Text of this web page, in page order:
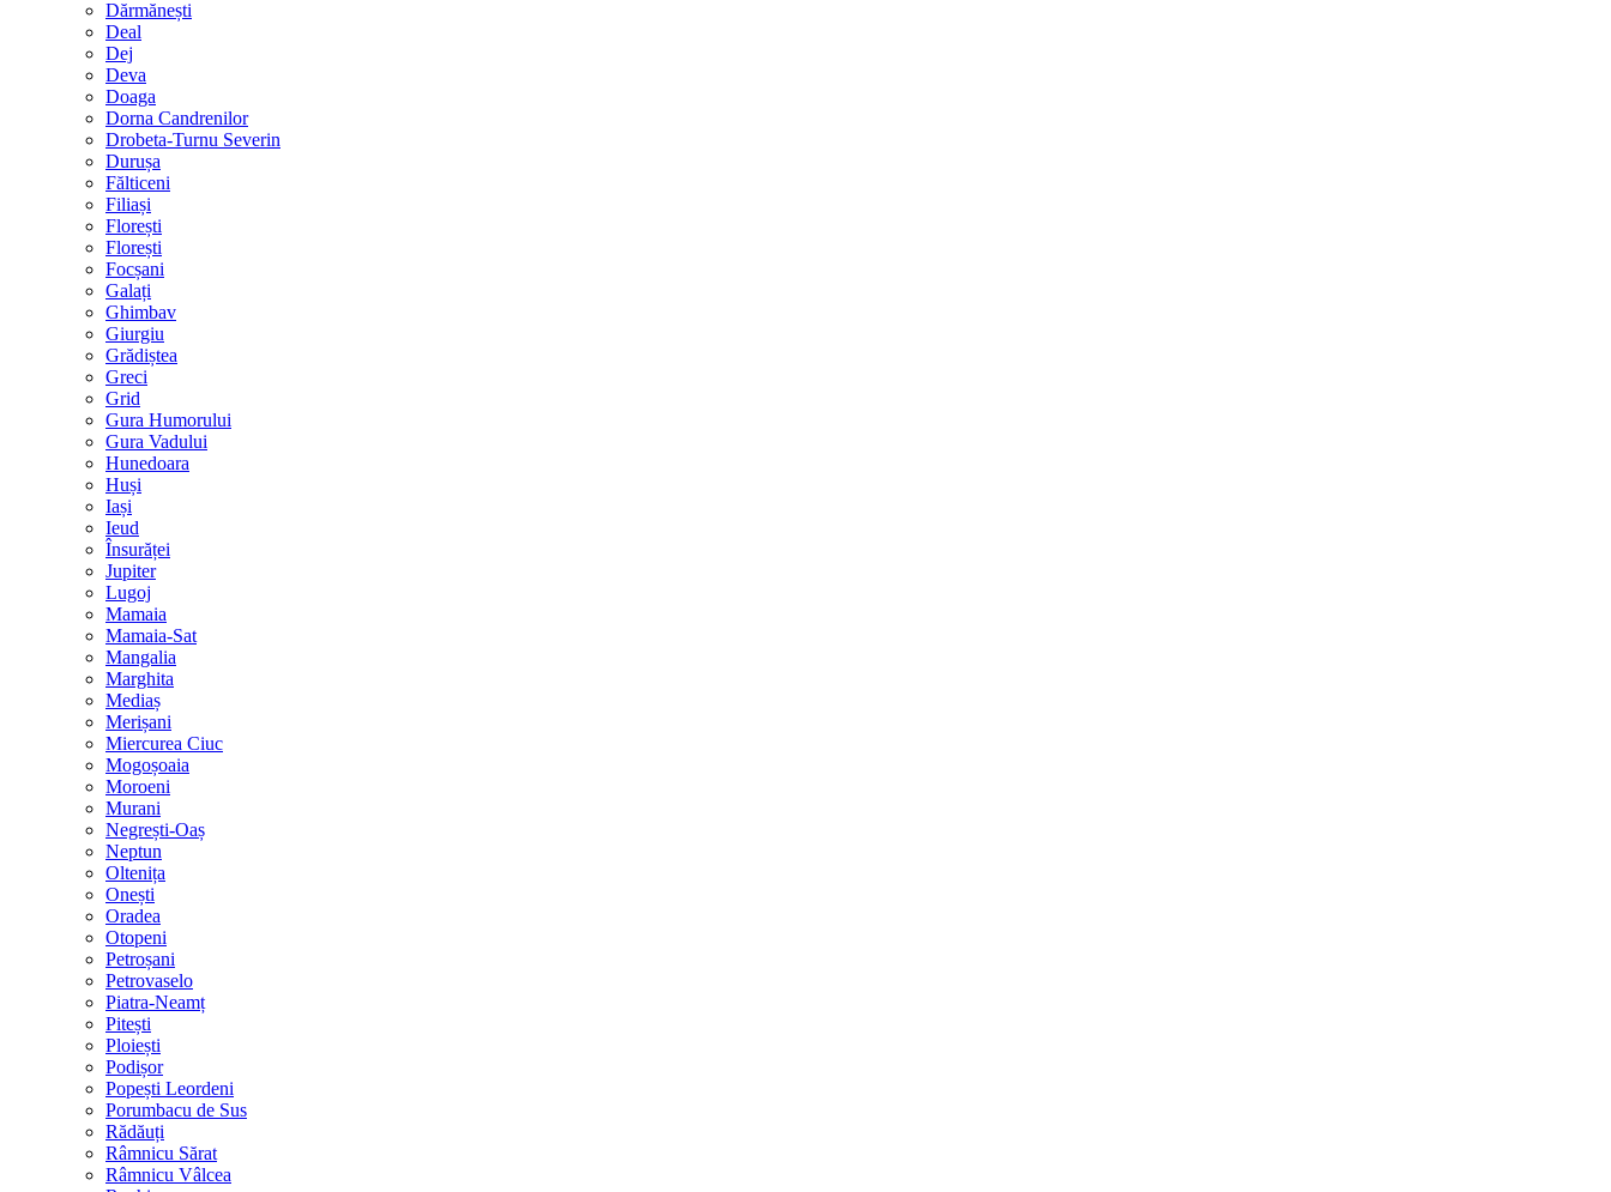
Dărmănești
Deal
Dej
Deva
Doaga
Dorna Candrenilor
Drobeta-Turnu Severin
Durușa
Fălticeni
Filiași
Florești
Florești
Focșani
Galați
Ghimbav
Giurgiu
Grădiștea
Greci
Grid
Gura Humorului
Gura Vadului
Hunedoara
Huși
Iași
Ieud
Însurăței
Jupiter
Lugoj
Mamaia
Mamaia-Sat
Mangalia
Marghita
Mediaș
Merișani
Miercurea Ciuc
Mogoșoaia
Moroeni
Murani
Negrești-Oaș
Neptun
Oltenița
Onești
Oradea
Otopeni
Petroșani
Petrovaselo
Piatra-Neamț
Pitești
Ploiești
Podișor
Popești Leordeni
Porumbacu de Sus
Rădăuți
Râmnicu Sărat
Râmnicu Vâlcea